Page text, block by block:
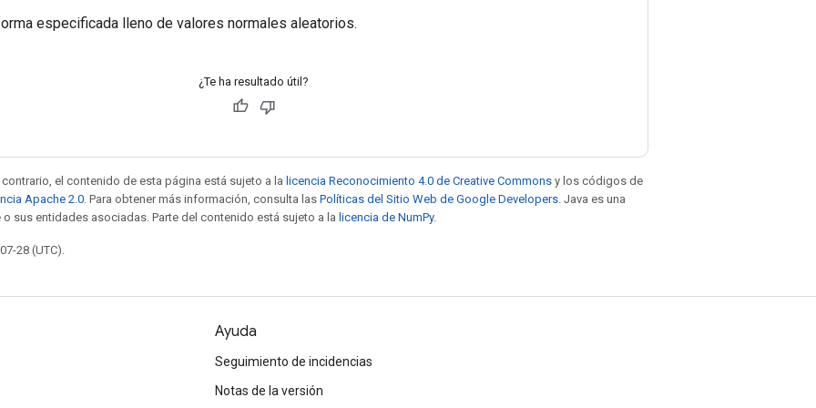
especificada lleno de valores normales aleatorios.
¿Te ha resultado útil?
el contenido de esta página está sujeto a la licencia Reconocimiento 4.0 de Creative Commons y los códigos de
Apache 2.0 . Para obtener más información, consulta las Políticas del Sitio Web de Google Developers . Java es una
sus entidades asociadas. Parte del contenido está sujeto a la licencia de NumPy.
28 (UTC).
Ayuda
Seguimiento de incidencias
Notas de la versión